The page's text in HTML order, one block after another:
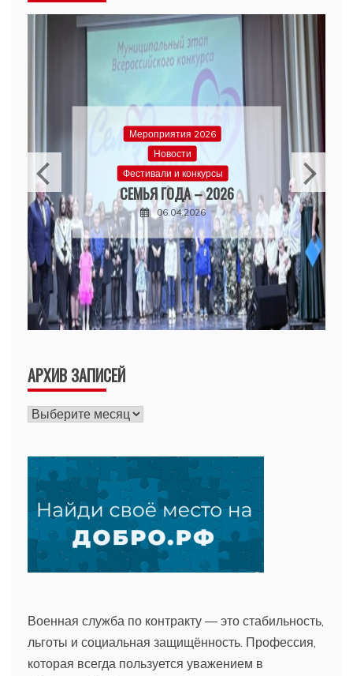
Мероприятия 2026
Новости
Фестивали и конкурсы
СЕМЬЯ ГОДА – 2026
06.04.2026
АРХИВ ЗАПИСЕЙ
Архив
Военная служба по контракту — это стабильность,
льготы и социальная защищённость. Профессия,
которая всегда пользуется уважением в